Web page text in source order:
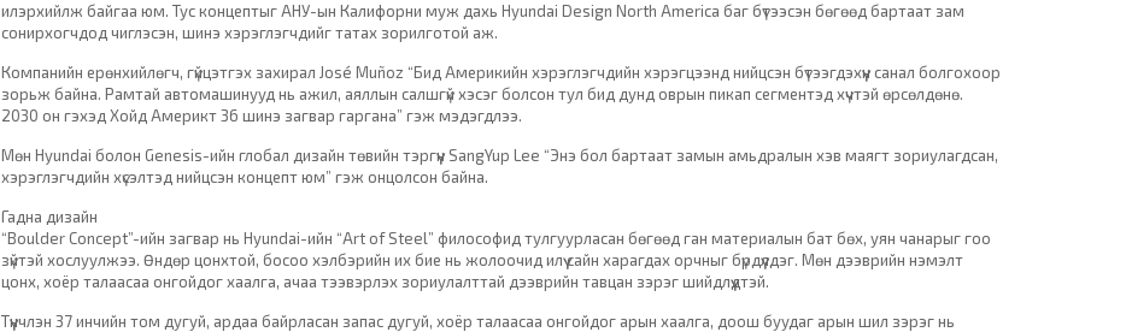
илэрхийлж байгаа юм. Тус концептыг АНУ-ын Калифорни муж дахь Hyundai Design North America баг бүтээсэн бөгөөд бартаат зам
сонирхогчдод чиглэсэн, шинэ хэрэглэгчдийг татах зорилготой аж.
Компанийн ерөнхийлөгч, гүйцэтгэх захирал José Muñoz “Бид Америкийн хэрэглэгчдийн хэрэгцээнд нийцсэн бүтээгдэхүүн санал болгохоор
зорьж байна. Рамтай автомашинууд нь ажил, аяллын салшгүй хэсэг болсон тул бид дунд оврын пикап сегментэд хүчтэй өрсөлдөнө.
2030 он гэхэд Хойд Америкт 36 шинэ загвар гаргана” гэж мэдэгдлээ.
Мөн Hyundai болон Genesis-ийн глобал дизайн төвийн тэргүүн SangYup Lee “Энэ бол бартаат замын амьдралын хэв маягт зориулагдсан,
хэрэглэгчдийн хүсэлтэд нийцсэн концепт юм” гэж онцолсон байна.
Гадна дизайн
“Boulder Concept”-ийн загвар нь Hyundai-ийн “Art of Steel” философид тулгуурласан бөгөөд ган материалын бат бөх, уян чанарыг гоо
зүйтэй хослуулжээ. Өндөр цонхтой, босоо хэлбэрийн их бие нь жолоочид илүү сайн харагдах орчныг бүрдүүлдэг. Мөн дээврийн нэмэлт
цонх, хоёр талаасаа онгойдог хаалга, ачаа тээвэрлэх зориулалттай дээврийн тавцан зэрэг шийдлүүдтэй.
Түүнчлэн 37 инчийн том дугуй, ардаа байрласан запас дугуй, хоёр талаасаа онгойдог арын хаалга, доош буудаг арын шил зэрэг нь